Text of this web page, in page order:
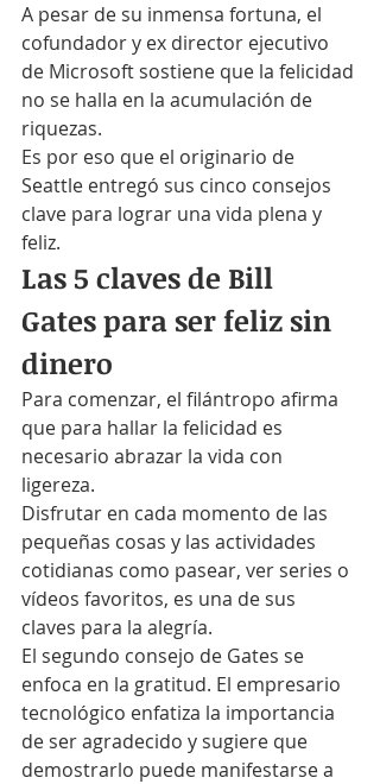
A pesar de su inmensa fortuna, el
cofundador y ex director ejecutivo
de Microsoft sostiene que la felicidad
no se halla en la acumulación de
riquezas.
Es por eso que el originario de
Seattle entregó sus cinco consejos
clave para lograr una vida plena y
feliz.
Las 5 claves de Bill
Gates para ser feliz sin
dinero
Para comenzar, el filántropo afirma
que para hallar la felicidad es
necesario abrazar la vida con
ligereza.
Disfrutar en cada momento de las
pequeñas cosas y las actividades
cotidianas como pasear, ver series o
vídeos favoritos, es una de sus
claves para la alegría.
El segundo consejo de Gates se
enfoca en la gratitud. El empresario
tecnológico enfatiza la importancia
de ser agradecido y sugiere que
demostrarlo puede manifestarse a